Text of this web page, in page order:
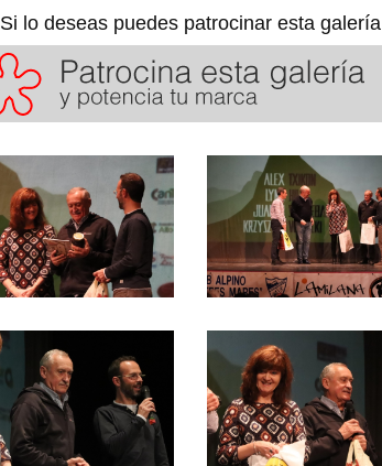
Si lo deseas puedes patrocinar esta galería